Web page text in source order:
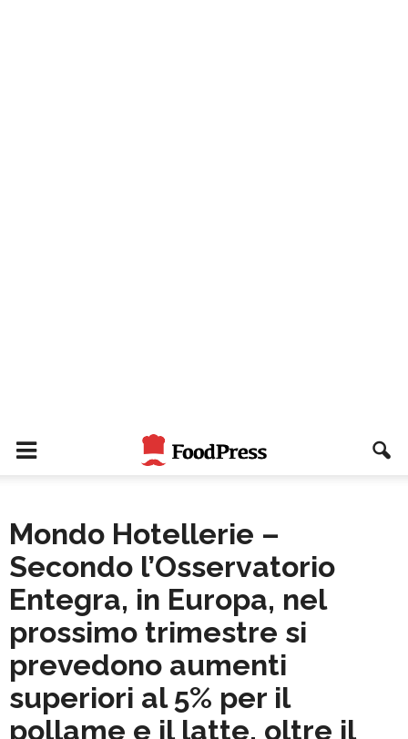
Mondo Hotellerie –
Secondo l’Osservatorio
Entegra, in Europa, nel
prossimo trimestre si
prevedono aumenti
superiori al 5% per il
pollame e il latte, oltre il